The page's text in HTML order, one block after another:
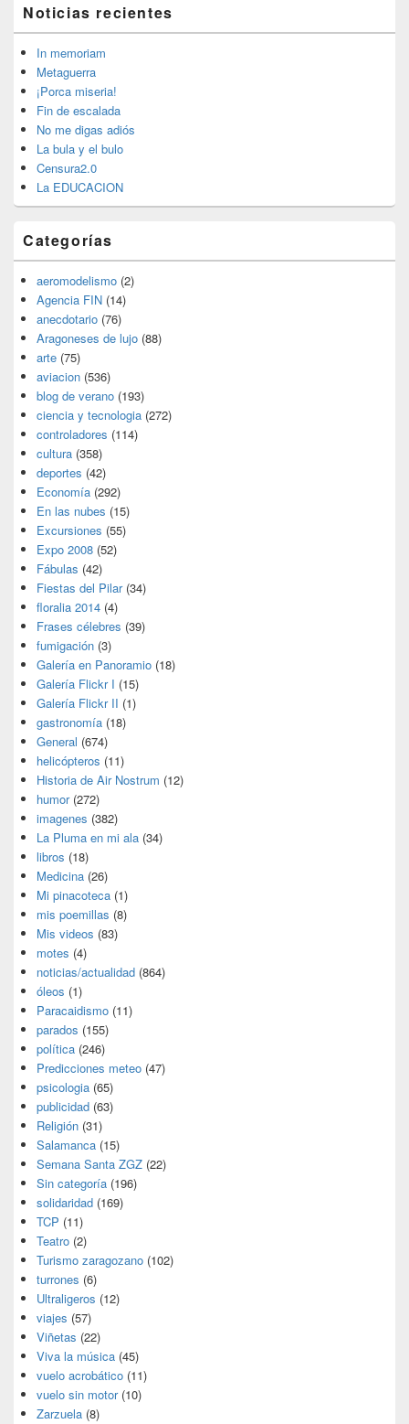
área
de
widget
barra
lateral
primaria
Noticias recientes
In memoriam
Metaguerra
¡Porca miseria!
Fin de escalada
No me digas adiós
La bula y el bulo
Censura2.0
La EDUCACION
Categorías
aeromodelismo (2)
Agencia FIN (14)
anecdotario (76)
Aragoneses de lujo (88)
arte (75)
aviacion (536)
blog de verano (193)
ciencia y tecnologia (272)
controladores (114)
cultura (358)
deportes (42)
Economía (292)
En las nubes (15)
Excursiones (55)
Expo 2008 (52)
Fábulas (42)
Fiestas del Pilar(34)
floralia 2014 (4)
Frases célebres (39)
fumigación (3)
Galería en Panoramio (18)
Galería Flickr I (15)
Galería Flickr II (1)
gastronomía (18)
General (674)
helicópteros (11)
Historia de Air Nostrum (12)
humor(272)
imagenes (382)
La Pluma en mi ala (34)
libros (18)
Medicina (26)
Mi pinacoteca (1)
mis poemillas (8)
Mis videos (83)
motes (4)
noticias/actualidad (864)
óleos (1)
Paracaidismo (11)
parados (155)
política (246)
Predicciones meteo (47)
psicologia (65)
publicidad (63)
Religión (31)
Salamanca (15)
Semana Santa ZGZ (22)
Sin categoría (196)
solidaridad (169)
TCP (11)
Teatro (2)
Turismo zaragozano (102)
turrones (6)
Ultraligeros (12)
viajes (57)
Viñetas (22)
Viva la música (45)
vuelo acrobático (11)
vuelo sin motor(10)
Zarzuela (8)